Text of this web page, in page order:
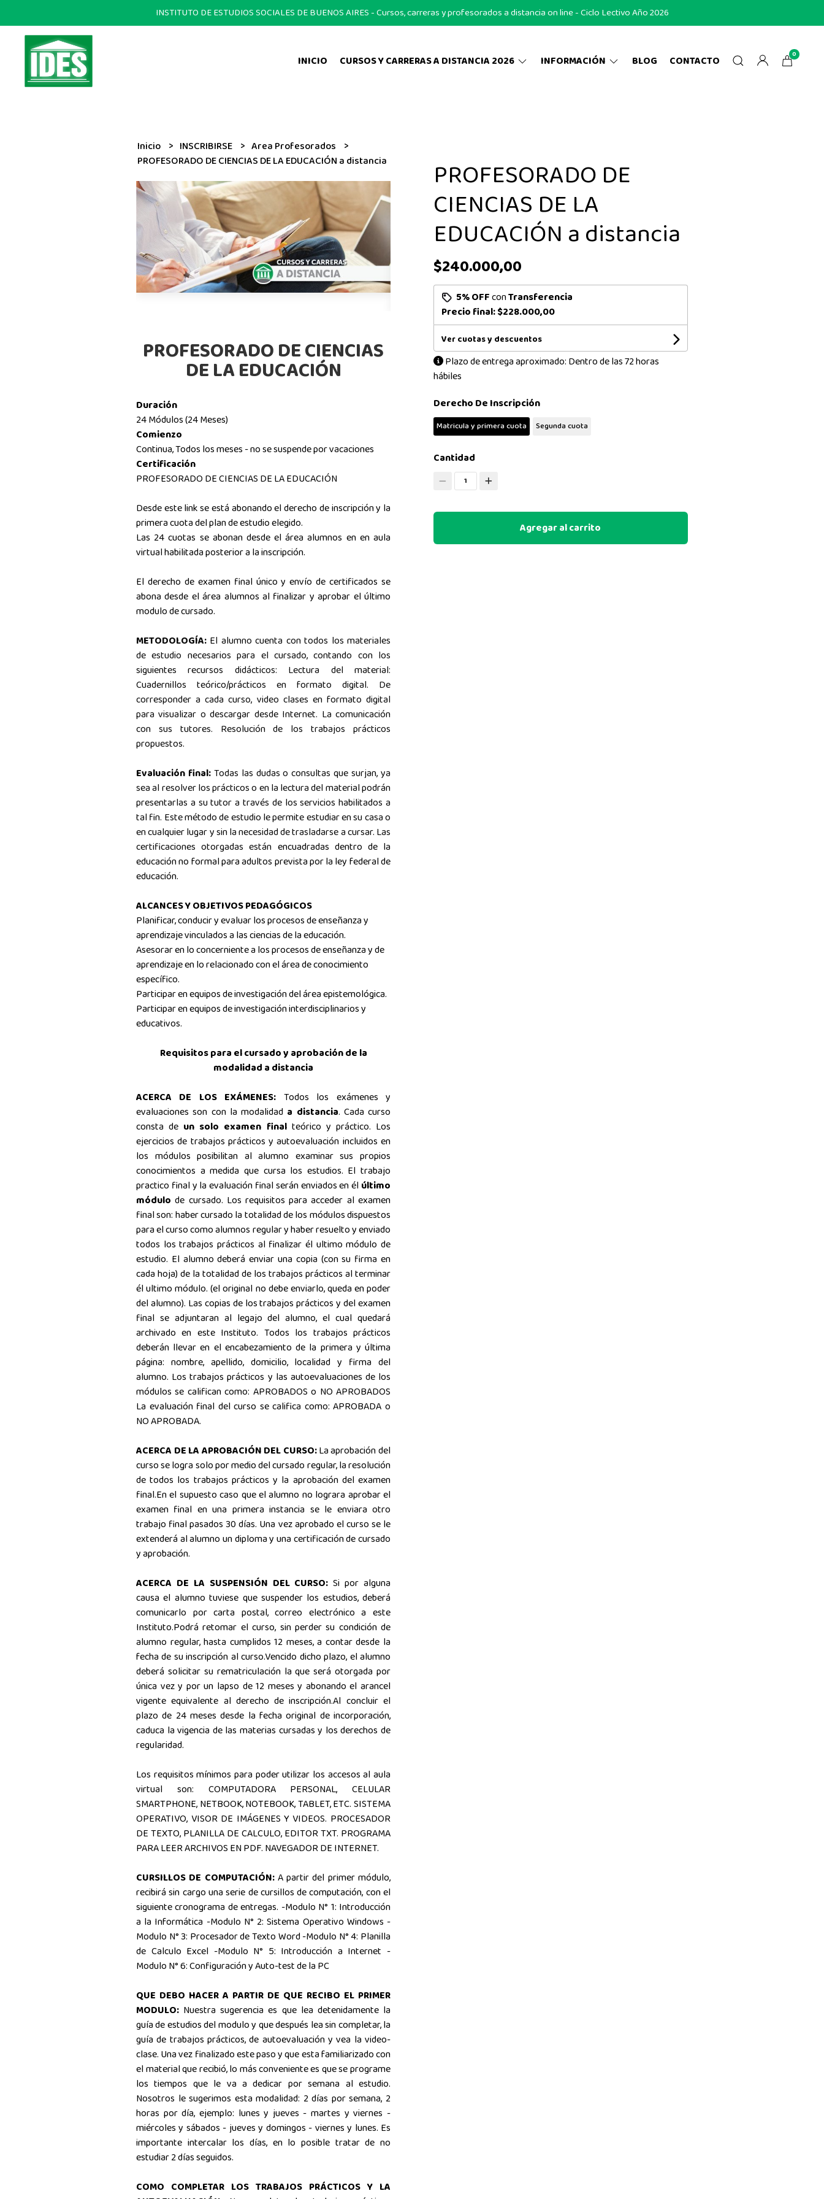
INSTITUTO DE ESTUDIOS SOCIALES DE BUENOS AIRES - Cursos, carreras y profesorados a distancia on line - Ciclo Lectivo Año 2026
INICIO CURSOS Y CARRERAS A DISTANCIA 2026 INFORMACIÓN BLOG CONTACTO 0
Inicio INSCRIBIRSE
Area Profesorados
PROFESORADO DE CIENCIAS DE LA EDUCACIÓN a distancia
PROFESORADO DE CIENCIAS
DE LA EDUCACIÓN
Duración
24 Módulos (24 Meses)
Comienzo
Continua, Todos los meses - no se suspende por vacaciones
Certificación
PROFESORADO DE CIENCIAS DE LA EDUCACIÓN
Desde este link se está abonando el derecho de inscripción y la
primera cuota del plan de estudio elegido.
Las 24 cuotas se abonan desde el área alumnos en en aula
virtual habilitada posterior a la inscripción.
El derecho de examen final único y envío de certificados se
abona desde el área alumnos al finalizar y aprobar el último
modulo de cursado.
METODOLOGÍA: El alumno cuenta con todos los materiales
de estudio necesarios para el cursado, contando con los
siguientes recursos didácticos: Lectura del material:
Cuadernillos teórico/prácticos en formato digital. De
corresponder a cada curso, video clases en formato digital
para visualizar o descargar desde Internet. La comunicación
con sus tutores. Resolución de los trabajos prácticos
propuestos.
Evaluación final:Todas las dudas o consultas que surjan, ya
sea al resolver los prácticos o en la lectura del material podrán
presentarlas a su tutor a través de los servicios habilitados a
tal fin. Este método de estudio le permite estudiar en su casa o
en cualquier lugar y sin la necesidad de trasladarse a cursar. Las
certificaciones otorgadas están encuadradas dentro de la
educación no formal para adultos prevista por la ley federal de
educación.
ALCANCES Y OBJETIVOS PEDAGÓGICOS
Planificar, conducir y evaluar los procesos de enseñanza y
aprendizaje vinculados a las ciencias de la educación.
Asesorar en lo concerniente a los procesos de enseñanza y de
aprendizaje en lo relacionado con el área de conocimiento
específico.
Participar en equipos de investigación del área epistemológica.
Participar en equipos de investigación interdisciplinarios y
educativos.
Requisitos para el cursado y aprobación de la
modalidad a distancia
ACERCA DE LOS EXÁMENES: Todos los exámenes y
evaluaciones son con la modalidad a distancia. Cada curso
consta de un solo examen final teórico y práctico. Los
ejercicios de trabajos prácticos y autoevaluación incluidos en
los módulos posibilitan al alumno examinar sus propios
conocimientos a medida que cursa los estudios. El trabajo
practico final y la evaluación final serán enviados en él último
módulo de cursado. Los requisitos para acceder al examen
final son: haber cursado la totalidad de los módulos dispuestos
para el curso como alumnos regular y haber resuelto y enviado
todos los trabajos prácticos al finalizar él ultimo módulo de
estudio. El alumno deberá enviar una copia (con su firma en
cada hoja) de la totalidad de los trabajos prácticos al terminar
él ultimo módulo. (el original no debe enviarlo, queda en poder
del alumno). Las copias de los trabajos prácticos y del examen
final se adjuntaran al legajo del alumno, el cual quedará
archivado en este Instituto. Todos los trabajos prácticos
deberán llevar en el encabezamiento de la primera y última
página: nombre, apellido, domicilio, localidad y firma del
alumno. Los trabajos prácticos y las autoevaluaciones de los
módulos se califican como: APROBADOS o NO APROBADOS
La evaluación final del curso se califica como: APROBADA o
NO APROBADA.
ACERCA DE LA APROBACIÓN DEL CURSO:La aprobación del
curso se logra solo por medio del cursado regular, la resolución
de todos los trabajos prácticos y la aprobación del examen
final.En el supuesto caso que el alumno no lograra aprobar el
examen final en una primera instancia se le enviara otro
trabajo final pasados 30 días. Una vez aprobado el curso se le
extenderá al alumno un diploma y una certificación de cursado
y aprobación.
ACERCA DE LA SUSPENSIÓN DEL CURSO: Si por alguna
causa el alumno tuviese que suspender los estudios, deberá
comunicarlo por carta postal, correo electrónico a este
Instituto.Podrá retomar el curso, sin perder su condición de
alumno regular, hasta cumplidos 12 meses, a contar desde la
fecha de su inscripción al curso.Vencido dicho plazo, el alumno
deberá solicitar su rematriculación la que será otorgada por
única vez y por un lapso de 12 meses y abonando el arancel
vigente equivalente al derecho de inscripción.Al concluir el
plazo de 24 meses desde la fecha original de incorporación,
caduca la vigencia de las materias cursadas y los derechos de
regularidad.
Los requisitos mínimos para poder utilizar los accesos al aula
virtual son: COMPUTADORA PERSONAL, CELULAR
SMARTPHONE, NETBOOK, NOTEBOOK, TABLET, ETC. SISTEMA
OPERATIVO, VISOR DE IMÁGENES Y VIDEOS. PROCESADOR
DE TEXTO, PLANILLA DE CALCULO, EDITOR TXT. PROGRAMA
PARA LEER ARCHIVOS EN PDF. NAVEGADOR DE INTERNET.
CURSILLOS DE COMPUTACIÓN:A partir del primer módulo,
recibirá sin cargo una serie de cursillos de computación, con el
siguiente cronograma de entregas. -Modulo N° 1: Introducción
a la Informática -Modulo N° 2: Sistema Operativo Windows -
Modulo N° 3: Procesador de Texto Word -Modulo N° 4: Planilla
de Calculo Excel -Modulo N° 5: Introducción a Internet -
Modulo N° 6: Configuración y Auto-test de la PC
QUE DEBO HACER A PARTIR DE QUE RECIBO EL PRIMER
MODULO: Nuestra sugerencia es que lea detenidamente la
guía de estudios del modulo y que después lea sin completar, la
guía de trabajos prácticos, de autoevaluación y vea la video-
clase. Una vez finalizado este paso y que esta familiarizado con
el material que recibió, lo más conveniente es que se programe
los tiempos que le va a dedicar por semana al estudio.
Nosotros le sugerimos esta modalidad: 2 días por semana, 2
horas por día, ejemplo: lunes y jueves - martes y viernes -
miércoles y sábados - jueves y domingos - viernes y lunes. Es
importante intercalar los días, en lo posible tratar de no
estudiar 2 días seguidos.
COMO COMPLETAR LOS TRABAJOS PRÁCTICOS Y LA
PROFESORADO DE
CIENCIAS DE LA
EDUCACIÓN a distancia
$240.000,00
5% OFFconTransferencia
Precio final:$228.000,00
Ver cuotas y descuentos
Plazo de entrega aproximado: Dentro de las 72 horas
hábiles
Derecho De Inscripción
Matricula y primera cuota Segunda cuota
Cantidad
1
Agregar al carrito